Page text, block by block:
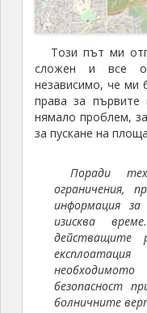
Този път ми
сложен и все
независимо, че ми
права за първите
нямало проблем,
за пускане на
Поради
ограничения,
информация
изисква
действащите
безопасност
болничните